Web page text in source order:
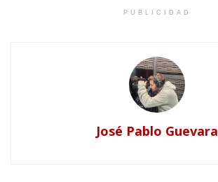
PUBLICIDAD
José Pablo Guevara